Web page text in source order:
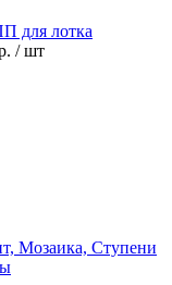
для лотка
/ шт
Мозаика, Ступени